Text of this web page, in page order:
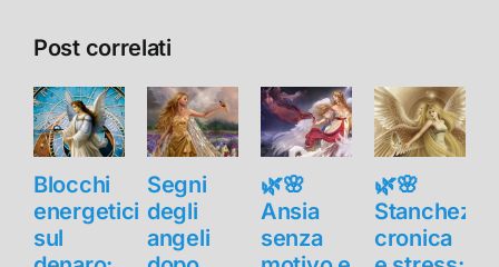
Post correlati
Blocchi
energetici
sul
Segni
degli
angeli
🌿🌸
Ansia
senza
🌿🌸
Stanchezza
cronica